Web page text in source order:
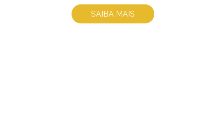
SAIBA MAIS